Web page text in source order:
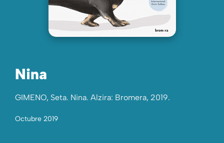
Nina
GIMENO, Seta. Nina. Alzira: Bromera, 2019.
Octubre 2019